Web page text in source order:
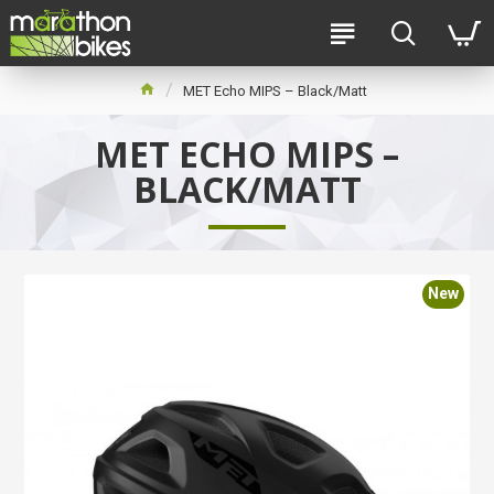
MET Echo MIPS – Black/Matt
MET ECHO MIPS –
BLACK/MATT
New